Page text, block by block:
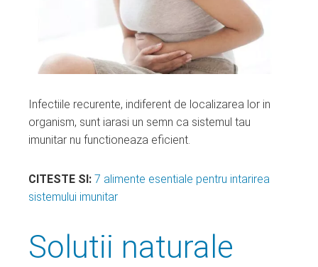
Infectiile recurente, indiferent de localizarea lor in
organism, sunt iarasi un semn ca sistemul tau
imunitar nu functioneaza eficient.
CITESTE SI: 7 alimente esentiale pentru intarirea
sistemului imunitar
Solutii naturale